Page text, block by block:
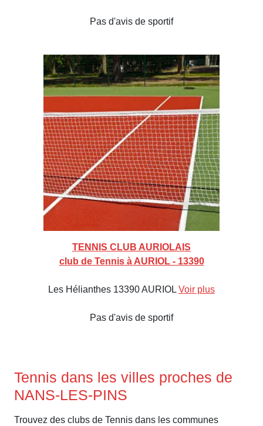
Pas d'avis de sportif
TENNIS CLUB AURIOLAIS
club de Tennis à AURIOL - 13390
Les Hélianthes 13390 AURIOL Voir plus
Pas d'avis de sportif
Tennis dans les villes proches de
NANS-LES-PINS
Trouvez des clubs de Tennis dans les communes